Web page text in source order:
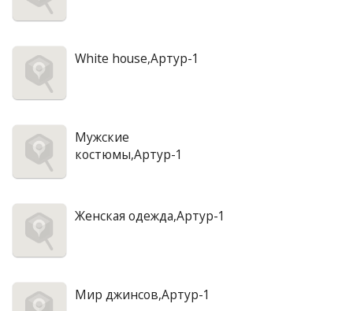
White house,Артур-1
Мужские
костюмы,Артур-1
Женская одежда,Артур-1
Мир джинсов,Артур-1